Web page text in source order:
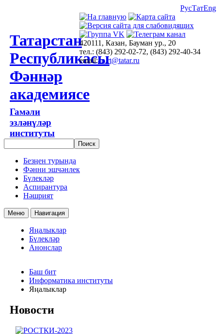
РусТатEng
Татарстан
Республикасы
Фәннәр
академиясе
Гамәли
эзләнүләр
институты
420111, Казан, Бауман ур., 20
тел.: (843) 292-02-72, (843) 292-40-34
email:an.rt@tatar.ru
Безңен турында
Фәнни эшчәнлек
Бүлекләр
Аспирантура
Нәшрият
Меню Навигация
Яңалыклар
Бүлекләр
Анонслар
Баш бит
Информатика институты
Яңалыклар
Новости